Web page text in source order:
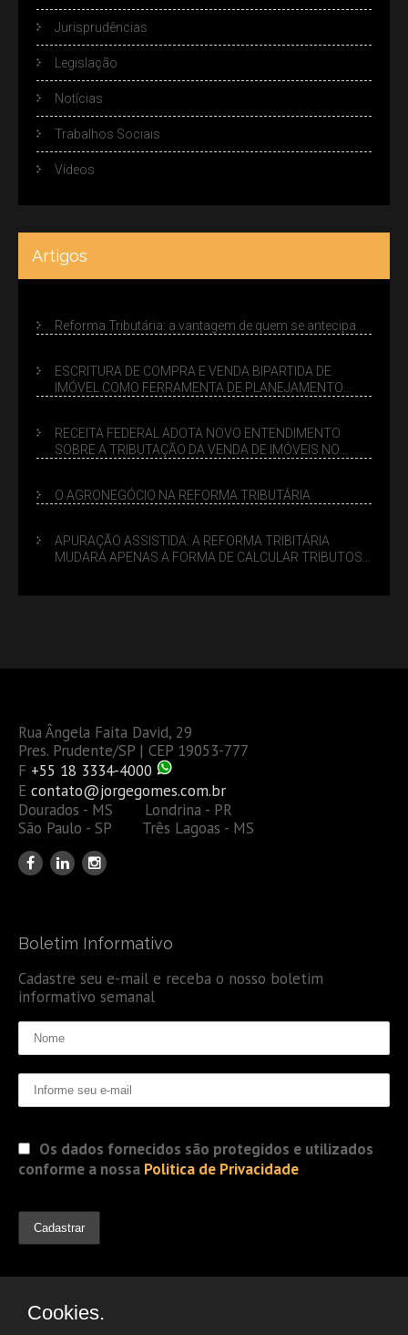
Jurisprudências
Legislação
Notícias
Trabalhos Sociais
Vídeos
Artigos
Reforma Tributária: a vantagem de quem se antecipa
ESCRITURA DE COMPRA E VENDA BIPARTIDA DE
IMÓVEL COMO FERRAMENTA DE PLANEJAMENTO
RECEITA FEDERAL ADOTA NOVO ENTENDIMENTO
SOBRE A TRIBUTAÇÃO DA VENDA DE IMÓVEIS NO
O AGRONEGÓCIO NA REFORMA TRIBUTÁRIA
APURAÇÃO ASSISTIDA: A REFORMA TRIBITÁRIA
MUDARÁ APENAS A FORMA DE CALCULAR TRIBUTOS
Rua Ângela Faita David, 29
Pres. Prudente/SP | CEP 19053-777
F +55 18 3334-4000
E contato@jorgegomes.com.br
Dourados - MS Londrina - PR
São Paulo - SP Três Lagoas - MS
Boletim Informativo
Cadastre seu e-mail e receba o nosso boletim
informativo semanal
Os dados fornecidos são protegidos e utilizados
conforme a nossa Politica de Privacidade
Cookies.